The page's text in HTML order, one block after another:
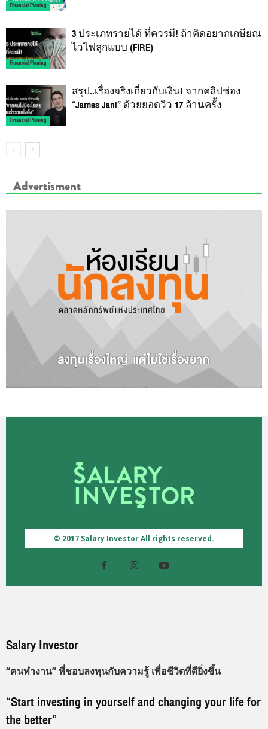
Financial Planing
Financial Planing
3 ประเภทรายได้ ที่ควรมี! ถ้าคิดอยากเกษียณ
ไวไฟลุกแบบ (FIRE)
Financial Planing
สรุป..เรื่องจริงเกี่ยวกับเงิน! จากคลิปช่อง
“James Jani” ด้วยยอดวิว 17 ล้านครั้ง
Advertisment
© 2017 Salary Investor All rights reserved.
Salary Investor
“คนทำงาน” ที่ชอบลงทุนกับความรู้ เพื่อชีวิตที่ดียิ่งขึ้น
“Start investing in yourself and changing your life for
the better”